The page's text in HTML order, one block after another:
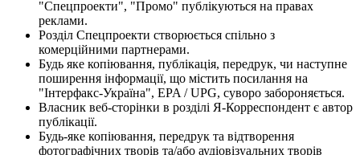
"Спецпроекти", "Промо" публікуються на правах
реклами.
Розділ Спецпроекти створюється спільно з
комерційними партнерами.
Будь яке копіювання, публікація, передрук, чи наступне
поширення інформації, що містить посилання на
"Інтерфакс-Україна", EPA / UPG, суворо забороняється.
Власник веб-сторінки в розділі Я-Корреспондент є автор
публікації.
Будь-яке копіювання, передрук та відтворення
фотографічних творів та/або аудіовізуальних творів